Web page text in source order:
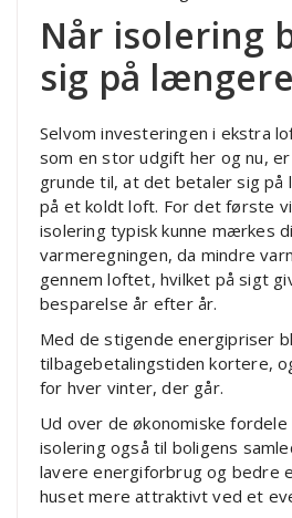
Når isolering
sig på
Selvom investeringen i ekstra
som en stor udgift her og nu,
grunde til, at det betaler sig
på et koldt loft. For det første
isolering typisk kunne mærkes
varmeregningen, da mindre
gennem loftet, hvilket på sigt
besparelse år efter år.
Med de stigende energipriser
tilbagebetalingstiden kortere,
for hver vinter, der går.
Ud over de økonomiske
isolering også til boligens
lavere energiforbrug og bedre
huset mere attraktivt ved et